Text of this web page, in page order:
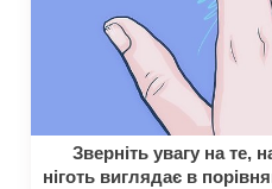
Зверніть увагу на те,
ніготь виглядає в